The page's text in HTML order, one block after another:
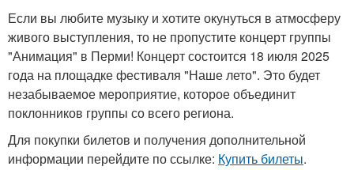
Если вы любите музыку и хотите окунуться в атмосферу
живого выступления, то не пропустите концерт группы
"Анимация" в Перми! Концерт состоится 18 июля 2025
года на площадке фестиваля "Наше лето". Это будет
незабываемое мероприятие, которое объединит
поклонников группы со всего региона.
Для покупки билетов и получения дополнительной
информации перейдите по ссылке: Купить билеты.